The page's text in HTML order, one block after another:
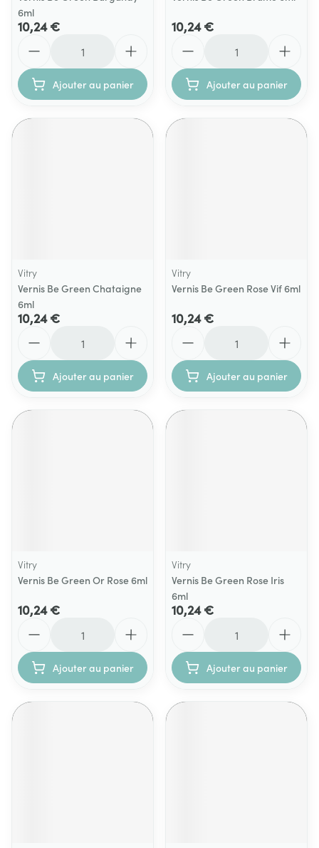
6ml
10,24 €
Ajouter au panier
10,24 €
Ajouter au panier
Vitry
Vernis Be Green Chataigne
6ml
10,24 €
Ajouter au panier
Vitry
Vernis Be Green Rose Vif 6ml
10,24 €
Ajouter au panier
Vitry
Vernis Be Green Or Rose 6ml
10,24 €
Ajouter au panier
Vitry
Vernis Be Green Rose Iris
6ml
10,24 €
Ajouter au panier